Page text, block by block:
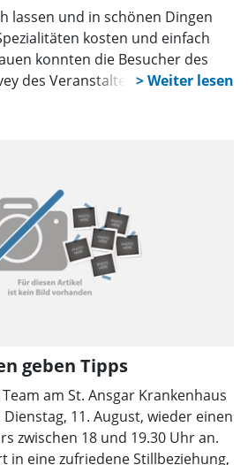
lassen und in schönen Dingen
kosten und einfach
konnten die Besucher des
des Veranstalters Evergreen.
geben Tipps
am St. Ansgar Krankenhaus
11. August, wieder einen
zwischen 18 und 19.30 Uhr an.
in eine zufriedene Stillbeziehung,